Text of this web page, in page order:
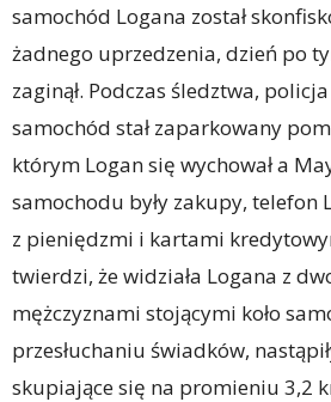
samochód Logana został
żadnego uprzedzenia, dzień po
zaginął. Podczas śledztwa,
samochód stał zaparkowany
którym Logan się wychował a
samochodu były zakupy, telefon
z pieniędzmi i kartami
twierdzi, że widziała Logana z
mężczyznami stojącymi koło
przesłuchaniu świadków,
skupiające się na promieniu 3,2